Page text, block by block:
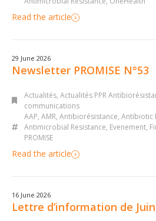
Read the article
29 June 2026
Newsletter PROMISE N°53
Actualités, Actualités PPR
communications
AAP, AMR, Antibiorésistance, Antibiotic
Antimicrobial Resistance, Evenement,
PROMISE
Read the article
16 June 2026
Lettre d’information de